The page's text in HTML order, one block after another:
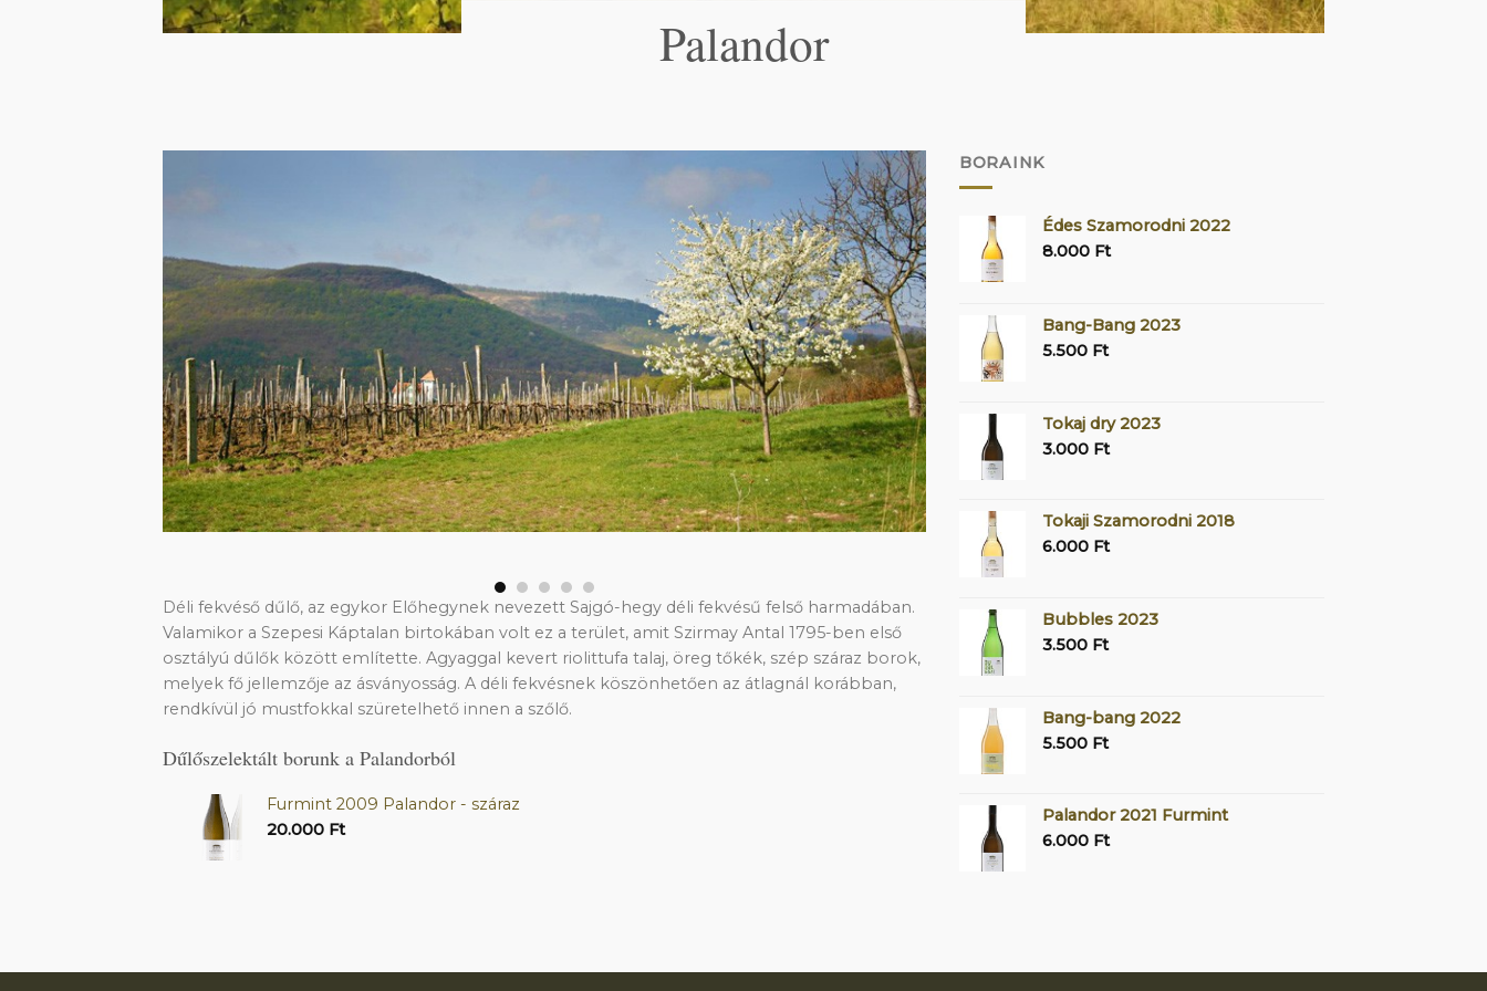
Palandor
Déli fekvéső dűlő, az egykor Előhegynek nevezett Sajgó-hegy déli fekvésű felső harmadában.
Valamikor a Szepesi Káptalan birtokában volt ez a terület, amit Szirmay Antal 1795-ben első
osztályú dűlők között említette. Agyaggal kevert riolittufa talaj, öreg tőkék, szép száraz borok,
melyek fő jellemzője az ásványosság. A déli fekvésnek köszönhetően az átlagnál korábban,
rendkívül jó mustfokkal szüretelhető innen a szőlő.
Dűlőszelektált borunk a Palandorból
Furmint 2009 Palandor - száraz
20.000 Ft
BORAINK
Édes Szamorodni 2022
8.000 Ft
Bang-Bang 2023
5.500 Ft
Tokaj dry 2023
3.000 Ft
Tokaji Szamorodni 2018
6.000 Ft
Bubbles 2023
3.500 Ft
Bang-bang 2022
5.500 Ft
Palandor 2021 Furmint
6.000 Ft